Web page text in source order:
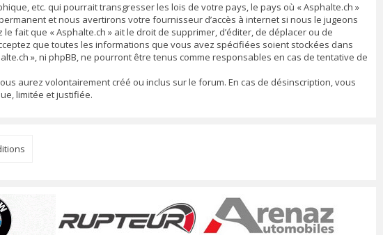
etc. qui pourrait transgresser les lois de votre pays, le pays où « Asphalte.ch »
et nous avertirons votre fournisseur d’accès à internet si nous le jugeons
fait que « Asphalte.ch » ait le droit de supprimer, d’éditer, de déplacer ou de
que toutes les informations que vous avez spécifiées soient stockées dans
», ni phpBB, ne pourront être tenus comme responsables en cas de tentative de
aurez volontairement créé ou inclus sur le forum. En cas de désinscription, vous
limitée et justifiée.